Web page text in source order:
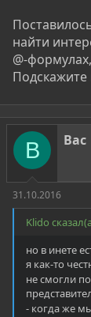
найти
@-
Подскажите
В Вас
31.10.2016
Klido
но в инете
я как-то
не смогли
- когда же